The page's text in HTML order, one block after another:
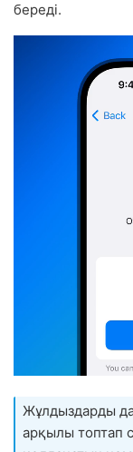
береді.
Жұлдыздарды
арқылы топтап